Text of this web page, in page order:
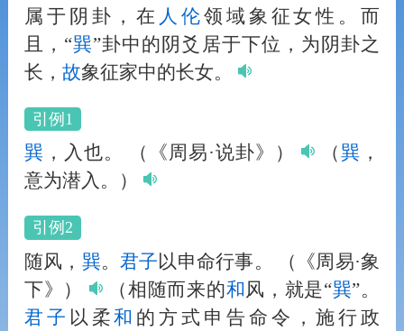
属于阴卦，在 人伦领域象征女性。而
且，“巽”卦中的阴爻居于下位，为阴卦之
长， 故象征家中的长女。
引例1
巽 ，入也。 （《周易·说卦》） （巽 ，
意为潜入。）
引例2
随风， 巽。君子以申命行事。
（《周易·象
下》）
（相随而来的和 风，就是“巽”。
君子 以柔和 的方式申告命令，施行政